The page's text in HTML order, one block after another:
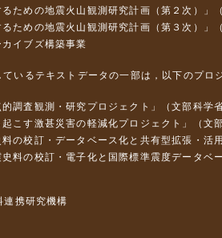
るための地震火山観測研究計画（第２次）」
るための地震火山観測研究計画（第３次）」
イブズ構築事業
いるテキストデータの一部は，以下のプロ
的調査観測・研究プロジェクト」（文部科
起こす激甚災害の軽減化プロジェクト」（
料の校訂・データベース化と共有型拡張・
史料の校訂・電子化と国際標準震度データ
携研究機構